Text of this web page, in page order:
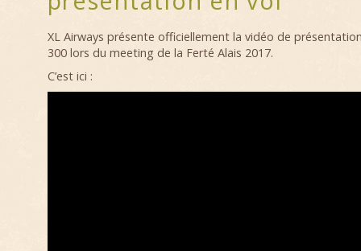
XL Airways présente officiellement la vidéo de présentation
300 lors du meeting de la Ferté Alais 2017.
C’est ici :